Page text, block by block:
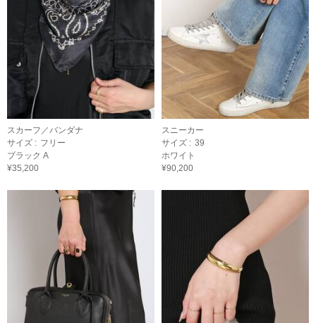
スカーフ／バンダナ
サイズ : フリー
ブラック A
¥35,200
スニーカー
サイズ : 39
ホワイト
¥90,200